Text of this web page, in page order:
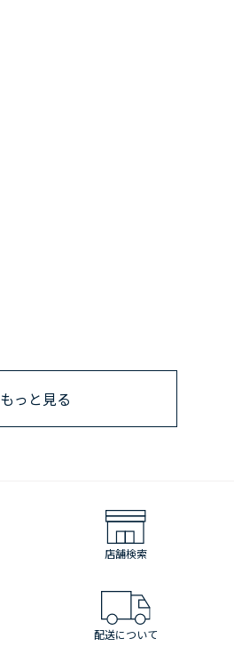
もっと見る
店舗検索
配送について